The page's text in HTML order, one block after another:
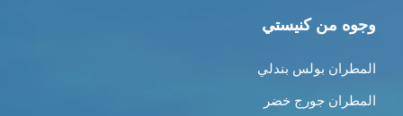
وجوه من كنيستي
المطران بولس بندلي
المطران جورج خضر